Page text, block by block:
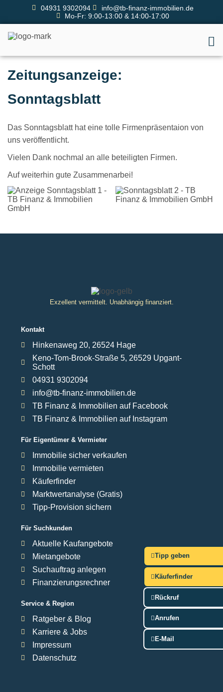
04931 9302094
info@tb-finanz-immobilien.de
Mo-Fr: 9:00-13:00 & 14:00-17:00
Tipp geben
Käuferfinder
Rückruf
Anrufen
E-Mail
Zeitungsanzeige:
Sonntagsblatt
Das Sonntagsblatt hat eine tolle Firmenpräsentaion von
uns veröffentlicht.
Vielen Dank nochmal an alle beteiligten Firmen.
Auf weiterhin gute Zusammenarbei!
Exzellent vermittelt. Unabhängig finanziert.
Kontakt
Hinkenaweg 20, 26524 Hage
Keno-Tom-Brook-Straße 5, 26529 Upgant-
Schott
04931 9302094
info@tb-finanz-immobilien.de
TB Finanz & Immobilien auf Facebook
TB Finanz & Immobilien auf Instagram
Für Eigentümer & Vermieter
Immobilie sicher verkaufen
Immobilie vermieten
Käuferfinder
Marktwertanalyse (Gratis)
Tipp-Provision sichern
Für Suchkunden
Aktuelle Kaufangebote
Mietangebote
Suchauftrag anlegen
Finanzierungsrechner
Service & Region
Ratgeber & Blog
Karriere & Jobs
Impressum
Datenschutz